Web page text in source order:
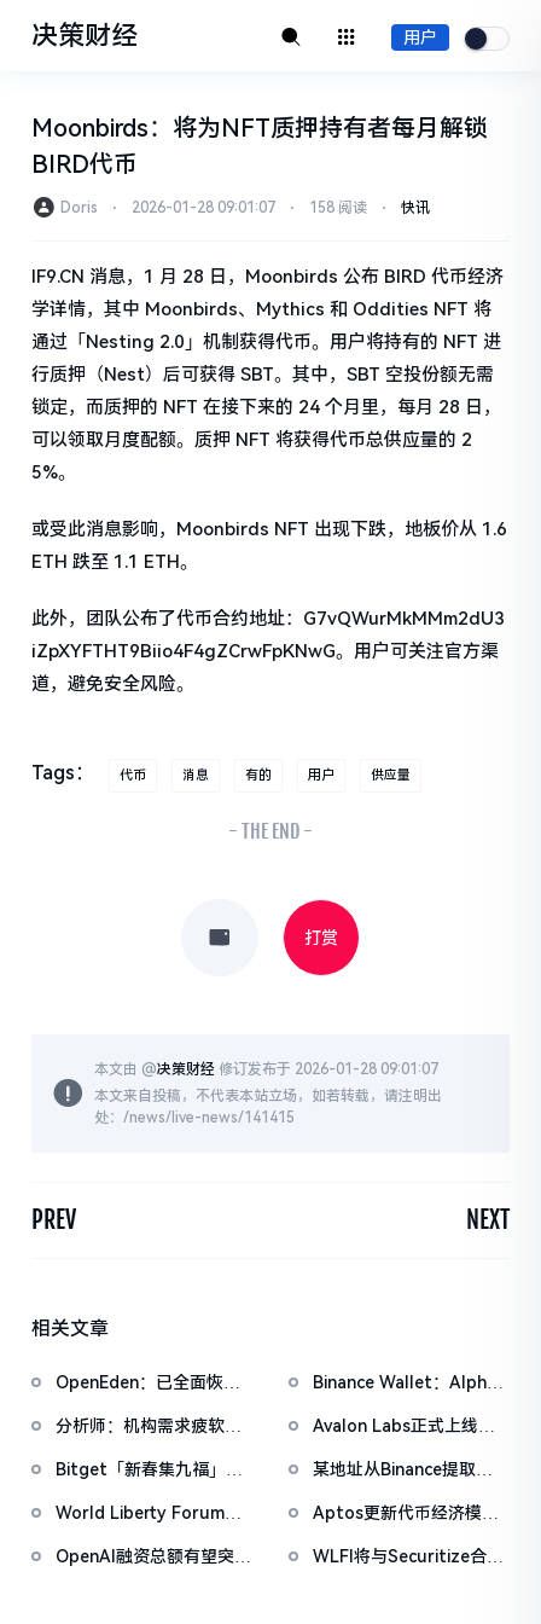
决策财经 用户
Moonbirds：将为NFT质押持有者每月解锁
BIRD代币
Doris ⋅ 2026-01-28 09:01:07 ⋅ 158 阅读 ⋅ 快讯
IF9.CN 消息，1 月 28 日，Moonbirds 公布 BIRD 代币经济
学详情，其中 Moonbirds、Mythics 和 Oddities NFT 将
通过「Nesting 2.0」机制获得代币。用户将持有的 NFT 进
行质押（Nest）后可获得 SBT。其中，SBT 空投份额无需
锁定，而质押的 NFT 在接下来的 24 个月里，每月 28 日，
可以领取月度配额。质押 NFT 将获得代币总供应量的 2
5%。
或受此消息影响，Moonbirds NFT 出现下跌，地板价从 1.6
ETH 跌至 1.1 ETH。
此外，团队公布了代币合约地址：G7vQWurMkMMm2dU3
iZpXYFTHT9Biio4F4gZCrwFpKNwG。用户可关注官方渠
道，避免安全风险。
Tags： 代币 消息 有的 用户 供应量
- THE END -
打赏
本文由 @决策财经 修订发布于 2026-01-28 09:01:07
本文来自投稿，不代表本站立场，如若转载，请注明出
处：/news/live-news/141415
PREV NEXT
相关文章
OpenEden：已全面恢复
核心系统安全
Binance Wallet：Alpha
放申领，积分门槛242分
分析师：机构需求疲软叠
市场面临双重抛压
Avalon Labs正式上线
Bitget「新春集九福」活
USDT空投
某地址从Binance提取
722万美元
World Liberty Forum政
总
Aptos更新代币经济模
金会永久锁定2.1亿APT
OpenAI融资总额有望突破
WLFI将与Securitize合